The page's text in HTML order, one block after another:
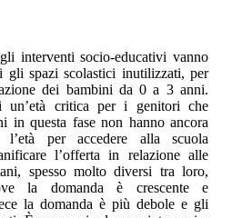
interventi socio-educativi vanno
gli spazi scolastici inutilizzati, per
dei bambini da 0 a 3 anni.
un’età critica per i genitori che
in questa fase non hanno ancora
l’età per accedere alla scuola
l’offerta in relazione alle
spesso molto diversi tra loro,
la domanda è crescente e
la domanda è più debole e gli